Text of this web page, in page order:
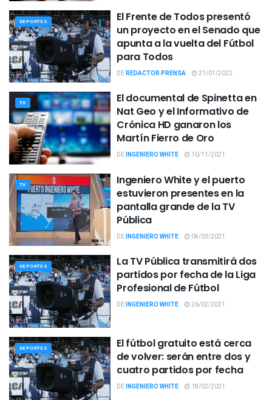
DEPORTES
El Frente de Todos presentó
un proyecto en el Senado que
apunta a la vuelta del Fútbol
para Todos
DEREDACTOR PRENSA 21/01/2022
TV
El documental de Spinetta en
Nat Geo y el Informativo de
Crónica HD ganaron los
Martín Fierro de Oro
DEINGENIERO WHITE 10/11/2021
TV
Ingeniero White y el puerto
estuvieron presentes en la
pantalla grande de la TV
Pública
DEINGENIERO WHITE 04/03/2021
DEPORTES
La TV Pública transmitirá dos
partidos por fecha de la Liga
Profesional de Fútbol
DEINGENIERO WHITE 26/02/2021
DEPORTES
El fútbol gratuito está cerca
de volver: serán entre dos y
cuatro partidos por fecha
DEINGENIERO WHITE 18/02/2021